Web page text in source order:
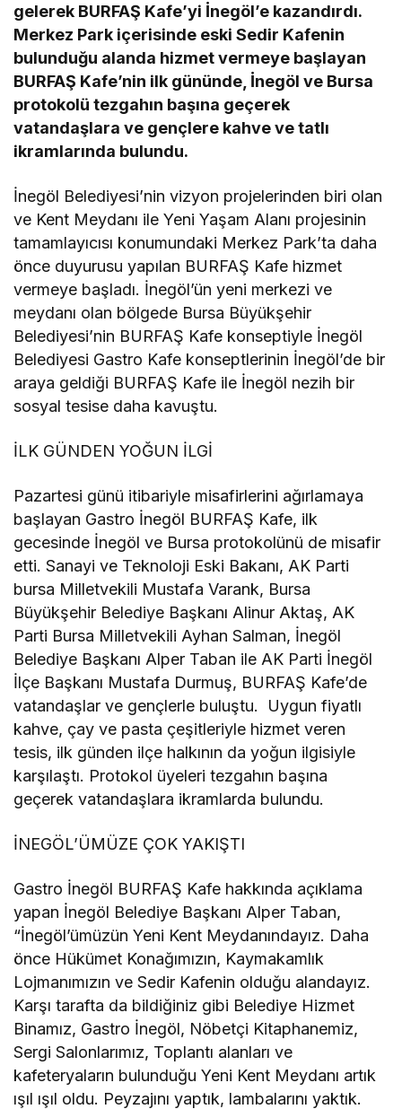
gelerek BURFAŞ Kafe’yi İnegöl’e kazandırdı.
Merkez Park içerisinde eski Sedir Kafenin
bulunduğu alanda hizmet vermeye başlayan
BURFAŞ Kafe’nin ilk gününde, İnegöl ve Bursa
protokolü tezgahın başına geçerek
vatandaşlara ve gençlere kahve ve tatlı
ikramlarında bulundu.
İnegöl Belediyesi’nin vizyon projelerinden biri olan
ve Kent Meydanı ile Yeni Yaşam Alanı projesinin
tamamlayıcısı konumundaki Merkez Park’ta daha
önce duyurusu yapılan BURFAŞ Kafe hizmet
vermeye başladı. İnegöl’ün yeni merkezi ve
meydanı olan bölgede Bursa Büyükşehir
Belediyesi’nin BURFAŞ Kafe konseptiyle İnegöl
Belediyesi Gastro Kafe konseptlerinin İnegöl’de bir
araya geldiği BURFAŞ Kafe ile İnegöl nezih bir
sosyal tesise daha kavuştu.
İLK GÜNDEN YOĞUN İLGİ
Pazartesi günü itibariyle misafirlerini ağırlamaya
başlayan Gastro İnegöl BURFAŞ Kafe, ilk
gecesinde İnegöl ve Bursa protokolünü de misafir
etti. Sanayi ve Teknoloji Eski Bakanı, AK Parti
bursa Milletvekili Mustafa Varank, Bursa
Büyükşehir Belediye Başkanı Alinur Aktaş, AK
Parti Bursa Milletvekili Ayhan Salman, İnegöl
Belediye Başkanı Alper Taban ile AK Parti İnegöl
İlçe Başkanı Mustafa Durmuş, BURFAŞ Kafe’de
vatandaşlar ve gençlerle buluştu. Uygun fiyatlı
kahve, çay ve pasta çeşitleriyle hizmet veren
tesis, ilk günden ilçe halkının da yoğun ilgisiyle
karşılaştı. Protokol üyeleri tezgahın başına
geçerek vatandaşlara ikramlarda bulundu.
İNEGÖL’ÜMÜZE ÇOK YAKIŞTI
Gastro İnegöl BURFAŞ Kafe hakkında açıklama
yapan İnegöl Belediye Başkanı Alper Taban,
“İnegöl’ümüzün Yeni Kent Meydanındayız. Daha
önce Hükümet Konağımızın, Kaymakamlık
Lojmanımızın ve Sedir Kafenin olduğu alandayız.
Karşı tarafta da bildiğiniz gibi Belediye Hizmet
Binamız, Gastro İnegöl, Nöbetçi Kitaphanemiz,
Sergi Salonlarımız, Toplantı alanları ve
kafeteryaların bulunduğu Yeni Kent Meydanı artık
ışıl ışıl oldu. Peyzajını yaptık, lambalarını yaktık.